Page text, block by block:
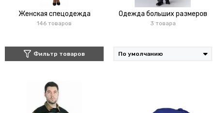
Женская спецодежда
146 товаров
Одежда больших размеров
3 товара
Фильтр товаров